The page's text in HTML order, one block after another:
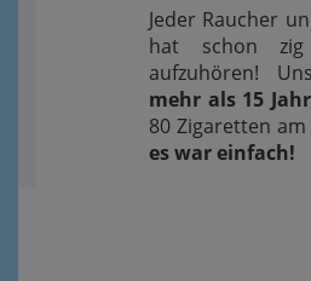
Jeder Raucher
hat schon zig
aufzuhören!
mehr als 15
80 Zigaretten
es war einfach!